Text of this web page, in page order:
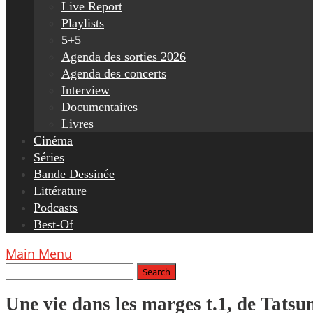
Live Report
Playlists
5+5
Agenda des sorties 2026
Agenda des concerts
Interview
Documentaires
Livres
Cinéma
Séries
Bande Dessinée
Littérature
Podcasts
Best-Of
Main Menu
Une vie dans les marges t.1, de